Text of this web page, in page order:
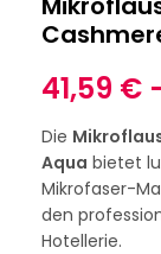
41,59 €
Die
Aqua bietet
Mikrofaser-
den
Hotellerie.